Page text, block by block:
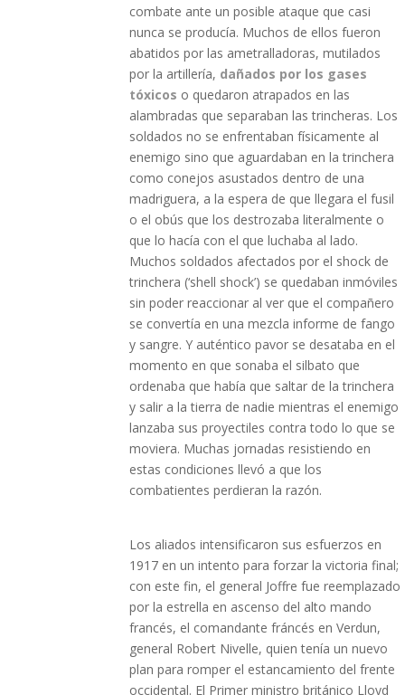
combate ante un posible ataque que casi
nunca se producía. Muchos de ellos fueron
abatidos por las ametralladoras, mutilados
por la artillería, dañados por los gases
tóxicos o quedaron atrapados en las
alambradas que separaban las trincheras. Los
soldados no se enfrentaban físicamente al
enemigo sino que aguardaban en la trinchera
como conejos asustados dentro de una
madriguera, a la espera de que llegara el fusil
o el obús que los destrozaba literalmente o
que lo hacía con el que luchaba al lado.
Muchos soldados afectados por el shock de
trinchera (‘shell shock’) se quedaban inmóviles
sin poder reaccionar al ver que el compañero
se convertía en una mezcla informe de fango
y sangre. Y auténtico pavor se desataba en el
momento en que sonaba el silbato que
ordenaba que había que saltar de la trinchera
y salir a la tierra de nadie mientras el enemigo
lanzaba sus proyectiles contra todo lo que se
moviera. Muchas jornadas resistiendo en
estas condiciones llevó a que los
combatientes perdieran la razón.
Los aliados intensificaron sus esfuerzos en
1917 en un intento para forzar la victoria final;
con este fin, el general Joffre fue reemplazado
por la estrella en ascenso del alto mando
francés, el comandante fráncés en Verdun,
general Robert Nivelle, quien tenía un nuevo
plan para romper el estancamiento del frente
occidental. El Primer ministro británico Lloyd